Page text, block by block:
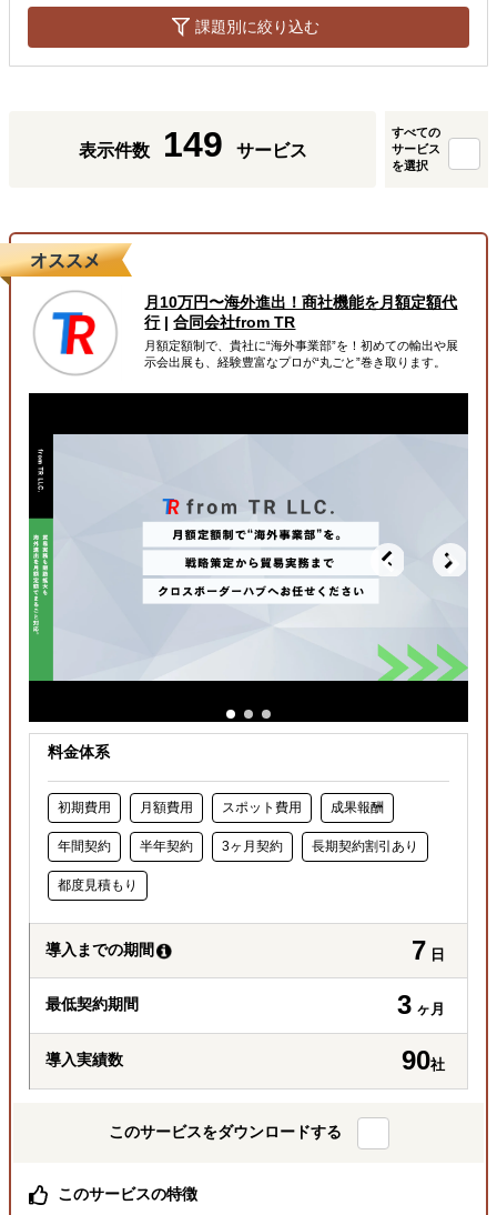
課題別に絞り込む
表示件数 149 サービス
すべての
サービス
を選択
月10万円〜海外進出！商社機能を月額定額代
行|合同会社from TR
月額定額制で、貴社に“海外事業部”を！初めての輸出や展
示会出展も、経験豊富なプロが“丸ごと”巻き取ります。
料金体系
初期費用 月額費用 スポット費用 成果報酬
年間契約 半年契約 3ヶ月契約 長期契約割引あり
都度見積もり
導入までの期間 7 日
最低契約期間 3 ヶ月
導入実績数 90社
このサービスをダウンロードする
このサービスの特徴